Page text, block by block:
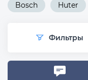
Bosch Huter
Фильтры